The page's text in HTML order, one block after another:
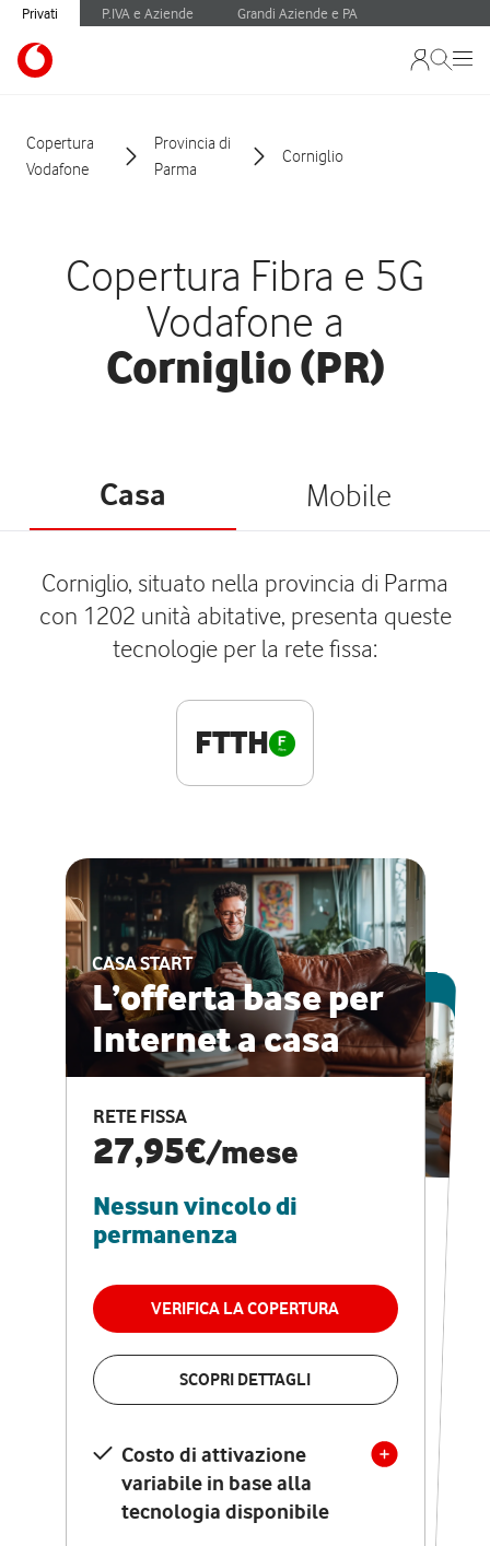
Privati P.IVA e Aziende Grandi Aziende e PA
Copertura
Vodafone
Provincia di
Parma
Corniglio
Copertura Fibra e 5G
Vodafone a
Corniglio (PR)
Casa Mobile
Corniglio, situato nella provincia di Parma
con 1202 unità abitative, presenta queste
tecnologie per la rete fissa:
FTTH
CASA START
L’offerta base per
Internet a casa
RETE FISSA
27,95€/mese
Nessun vincolo di
permanenza
VERIFICA LA COPERTURA
SCOPRI DETTAGLI
Costo di attivazione
variabile in base alla
tecnologia disponibile
ESCLUSIVA ONLINE
CASA PRO
Internet veloce e
vantaggi speciali
RETE FISSA + VODAFONE CLUB
29,95€
permanenza
VERIFICA LA COPERTURA
Costo di attivazione
variabile in base alla
tecnologia disponibile